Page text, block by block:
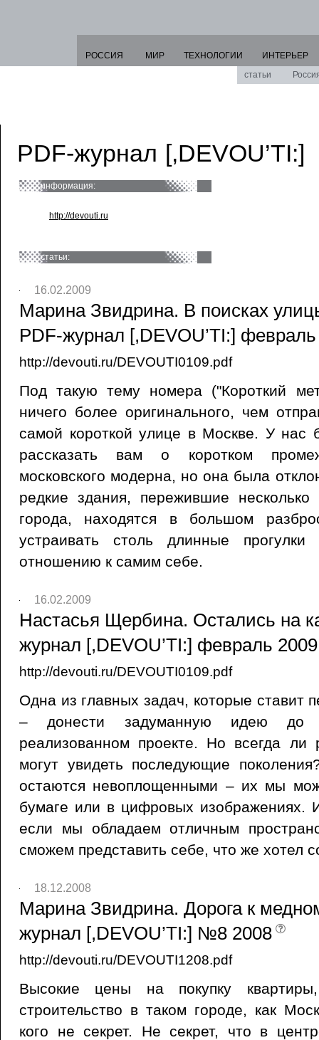
РОССИЯ МИР ТЕХНОЛОГИИ
ИНТЕРЬЕР
статьи
PDF-журнал [,DEVOU’TI:]
информация:
http://devouti.ru
статьи:
16.02.2009
Марина Звидрина. В поисках
PDF-журнал [,DEVOU’TI:]
http://devouti.ru/DEVOUTI0109.pdf
Под такую тему номера ("Короткий
ничего более оригинального, чем
самой короткой улице в Москве. У
рассказать вам о коротком
московского модерна, но она была
редкие здания, пережившие несколько
города, находятся в большом
устраивать столь длинные
отношению к самим себе.
16.02.2009
Настасья Щербина. Остались на
журнал [,DEVOU’TI:] февраль
http://devouti.ru/DEVOUTI0109.pdf
Одна из главных задач, которые ставит
– донести задуманную идею до
реализованном проекте. Но всегда ли
могут увидеть последующие
остаются невоплощенными – их мы
бумаге или в цифровых изображениях.
если мы обладаем отличным
сможем представить себе, что же хотел
18.12.2008
Марина Звидрина. Дорога к
журнал [,DEVOU’TI:] №8 2008
http://devouti.ru/DEVOUTI1208.pdf
Высокие цены на покупку
строительство в таком городе, как
кого не секрет. Не секрет, что в